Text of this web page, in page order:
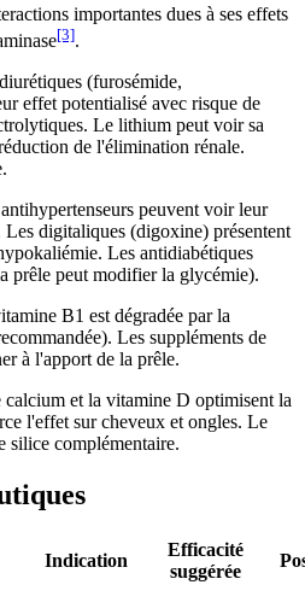
importantes dues à ses effets
[3].
(furosémide,
effet potentialisé avec risque de
Le lithium peut voir sa
de l'élimination rénale.
peuvent voir leur
digitaliques (digoxine) présentent
Les antidiabétiques
prêle peut modifier la glycémie).
B1 est dégradée par la
Les suppléments de
à l'apport de la prêle.
calcium et la vitamine D optimisent la
l'effet sur cheveux et ongles. Le
silice complémentaire.
Indication
Efficacité
suggérée